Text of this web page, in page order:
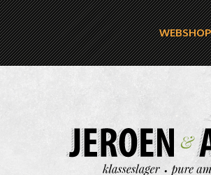
WEBSHOP